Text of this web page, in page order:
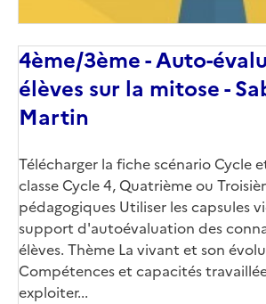
4ème/3ème - Auto-
élèves sur la mitose -
Martin
Télécharger la fiche scénario Cycle
classe Cycle 4, Quatrième ou
pédagogiques Utiliser les capsules
support d'autoévaluation des
élèves. Thème La vivant et son
Compétences et capacités
exploiter...